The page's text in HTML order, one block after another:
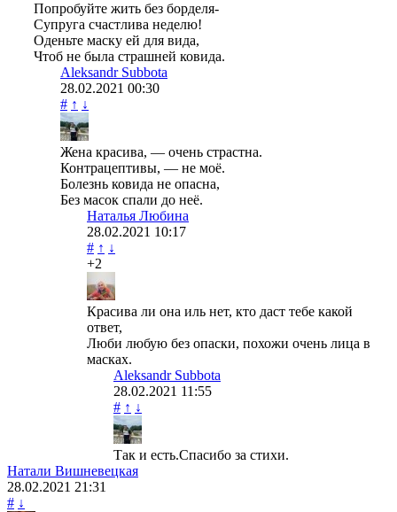
Попробуйте жить без борделя-
Супруга счастлива неделю!
Оденьте маску ей для вида,
Чтоб не была страшней ковида.
Aleksandr Subbota
28.02.2021 00:30
# ↑ ↓
Жена красива, — очень страстна.
Контрацептивы, — не моё.
Болезнь ковида не опасна,
Без масок спали до неё.
Наталья Любина
28.02.2021 10:17
# ↑ ↓
+2
Красива ли она иль нет, кто даст тебе какой
ответ,
Люби любую без опаски, похожи очень лица в
масках.
Aleksandr Subbota
28.02.2021 11:55
# ↑ ↓
Так и есть.Спасибо за стихи.
Натали Вишневецкая
28.02.2021 21:31
# ↓